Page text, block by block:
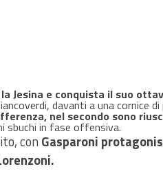
Jesina e conquista il suo
davanti a una cornice
nel secondo sono
sbuchi in fase offensiva.
con Gasparoni